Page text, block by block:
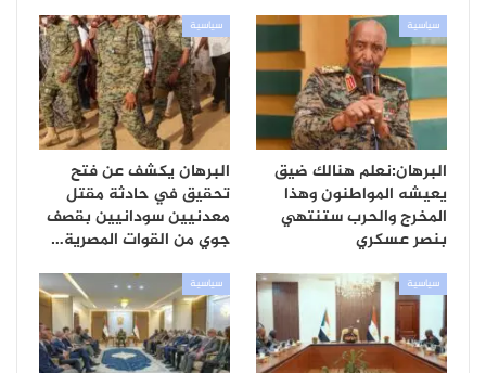
سياسية
البرهان:نعلم هنالك ضيق
يعيشه المواطنون وهذا
المخرج والحرب ستنتهي
بنصر عسكري
سياسية
البرهان يكشف عن فتح
تحقيق في حادثة مقتل
معدنيين سودانيين بقصف
جوي من القوات المصرية…
سياسية سياسية